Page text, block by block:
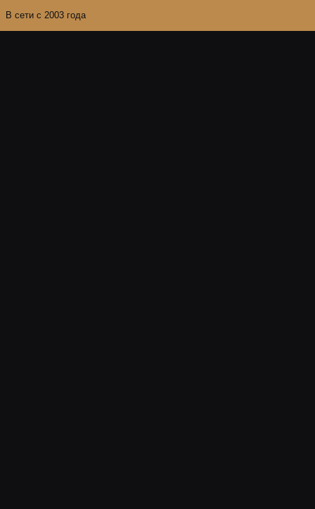
В сети с 2003 года